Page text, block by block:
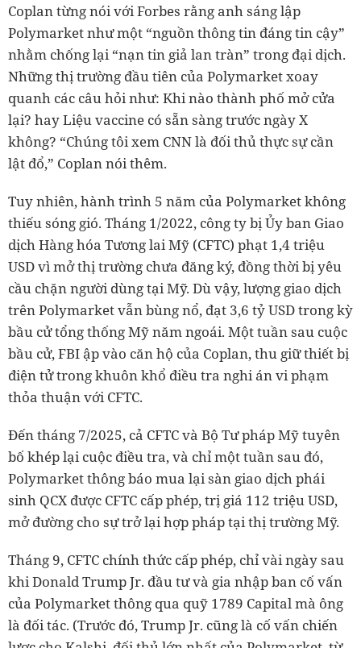
Coplan từng nói với Forbes rằng anh sáng lập
Polymarket như một “nguồn thông tin đáng tin cậy”
nhằm chống lại “nạn tin giả lan tràn” trong đại dịch.
Những thị trường đầu tiên của Polymarket xoay
quanh các câu hỏi như: Khi nào thành phố mở cửa
lại? hay Liệu vaccine có sẵn sàng trước ngày X
không? “Chúng tôi xem CNN là đối thủ thực sự cần
lật đổ,” Coplan nói thêm.
Tuy nhiên, hành trình 5 năm của Polymarket không
thiếu sóng gió. Tháng 1/2022, công ty bị Ủy ban Giao
dịch Hàng hóa Tương lai Mỹ (CFTC) phạt 1,4 triệu
USD vì mở thị trường chưa đăng ký, đồng thời bị yêu
cầu chặn người dùng tại Mỹ. Dù vậy, lượng giao dịch
trên Polymarket vẫn bùng nổ, đạt 3,6 tỷ USD trong kỳ
bầu cử tổng thống Mỹ năm ngoái. Một tuần sau cuộc
bầu cử, FBI ập vào căn hộ của Coplan, thu giữ thiết bị
điện tử trong khuôn khổ điều tra nghi án vi phạm
thỏa thuận với CFTC.
Đến tháng 7/2025, cả CFTC và Bộ Tư pháp Mỹ tuyên
bố khép lại cuộc điều tra, và chỉ một tuần sau đó,
Polymarket thông báo mua lại sàn giao dịch phái
sinh QCX được CFTC cấp phép, trị giá 112 triệu USD,
mở đường cho sự trở lại hợp pháp tại thị trường Mỹ.
Tháng 9, CFTC chính thức cấp phép, chỉ vài ngày sau
khi Donald Trump Jr. đầu tư và gia nhập ban cố vấn
của Polymarket thông qua quỹ 1789 Capital mà ông
là đối tác. (Trước đó, Trump Jr. cũng là cố vấn chiến